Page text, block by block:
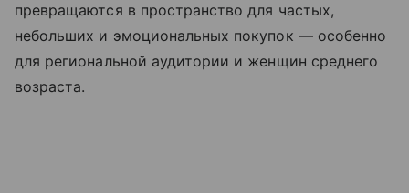
превращаются в пространство для частых,
небольших и эмоциональных покупок — особенно
для региональной аудитории и женщин среднего
возраста.